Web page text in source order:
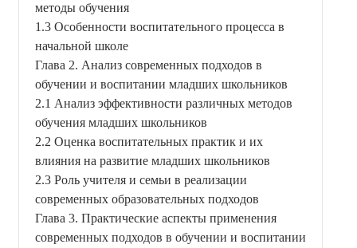
методы обучения
1.3 Особенности воспитательного процесса в
начальной школе
Глава 2. Анализ современных подходов в
обучении и воспитании младших школьников
2.1 Анализ эффективности различных методов
обучения младших школьников
2.2 Оценка воспитательных практик и их
влияния на развитие младших школьников
2.3 Роль учителя и семьи в реализации
современных образовательных подходов
Глава 3. Практические аспекты применения
современных подходов в обучении и воспитании